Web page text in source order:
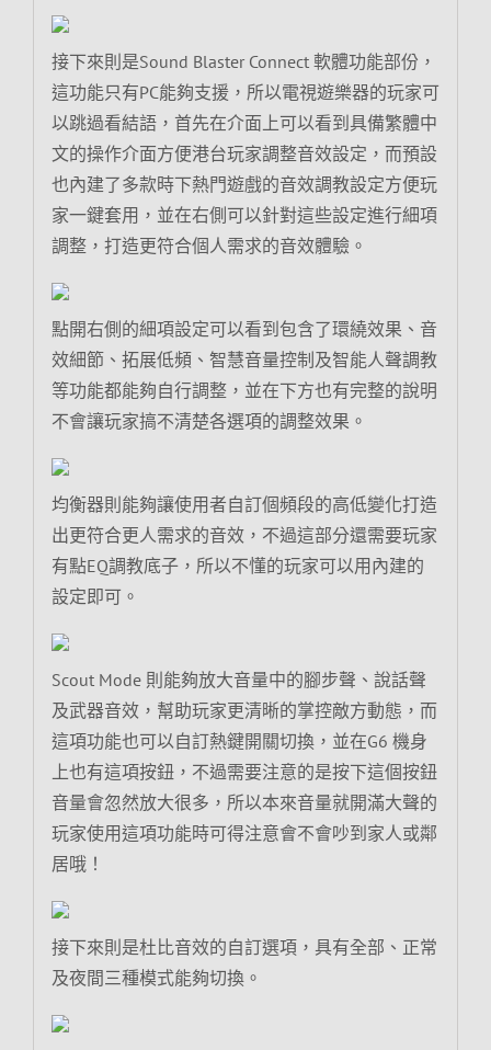
接下來則是Sound Blaster Connect 軟體功能部份，
這功能只有PC能夠支援，所以電視遊樂器的玩家可
以跳過看結語，首先在介面上可以看到具備繁體中
文的操作介面方便港台玩家調整音效設定，而預設
也內建了多款時下熱門遊戲的音效調教設定方便玩
家一鍵套用，並在右側可以針對這些設定進行細項
調整，打造更符合個人需求的音效體驗。
點開右側的細項設定可以看到包含了環繞效果、音
效細節、拓展低頻、智慧音量控制及智能人聲調教
等功能都能夠自行調整，並在下方也有完整的說明
不會讓玩家搞不清楚各選項的調整效果。
均衡器則能夠讓使用者自訂個頻段的高低變化打造
出更符合更人需求的音效，不過這部分還需要玩家
有點EQ調教底子，所以不懂的玩家可以用內建的
設定即可。
Scout Mode 則能夠放大音量中的腳步聲、說話聲
及武器音效，幫助玩家更清晰的掌控敵方動態，而
這項功能也可以自訂熱鍵開關切換，並在G6 機身
上也有這項按鈕，不過需要注意的是按下這個按鈕
音量會忽然放大很多，所以本來音量就開滿大聲的
玩家使用這項功能時可得注意會不會吵到家人或鄰
居哦！
接下來則是杜比音效的自訂選項，具有全部、正常
及夜間三種模式能夠切換。